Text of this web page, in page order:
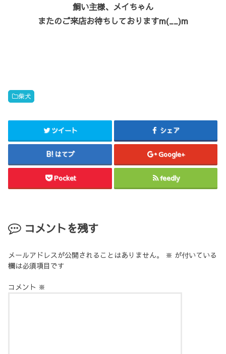
飼い主様、メイちゃん
またのご来店お待ちしておりますm(__)m
柴犬
ツイート シェア
はてブ Google+
Pocket feedly
コメントを残す
メールアドレスが公開されることはありません。 ※ が付いている
欄は必須項目です
コメント ※